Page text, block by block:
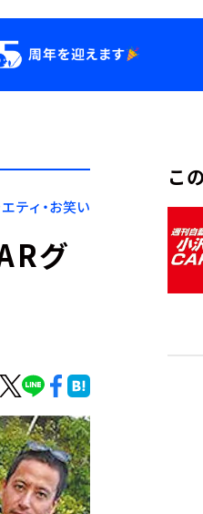
ティ・お笑い
グ
こ